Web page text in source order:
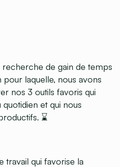
de gain de temps
pour laquelle, nous avons
nos 3 outils favoris qui
et qui nous
⌛
travail qui favorise la